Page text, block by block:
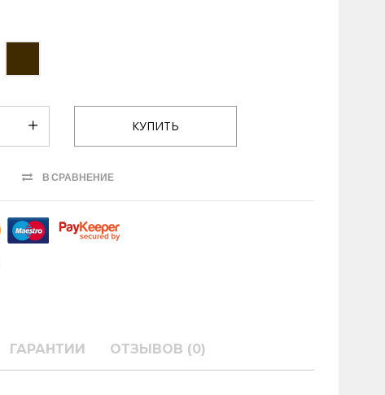
В СРАВНЕНИЕ
ГАРАНТИИ ОТЗЫВОВ (0)